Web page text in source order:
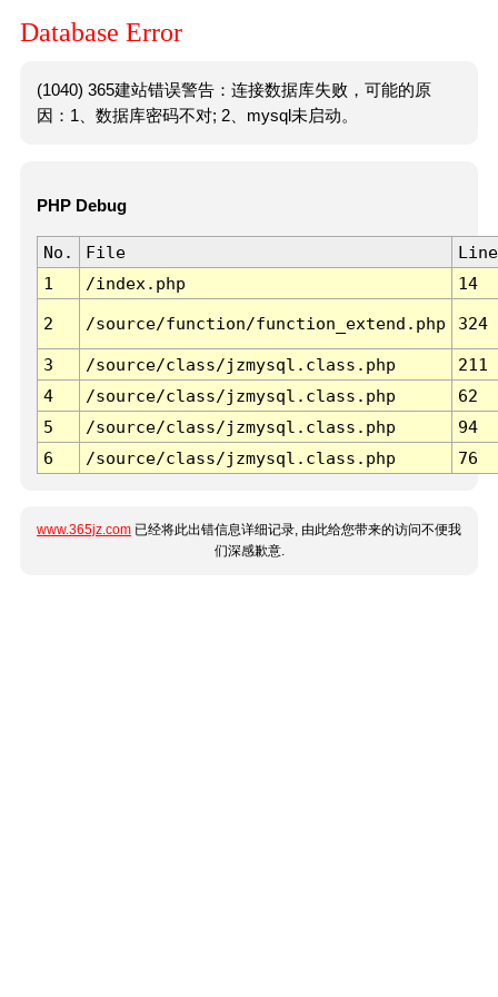
Database Error
(1040) 365建站错误警告：连接数据库失败，可能的原
因：1、数据库密码不对; 2、mysql未启动。
PHP Debug
No. File
Line
1
/index.php 14
2 /source/function/function_extend.php 324
3 /source/class/jzmysql.class.php
211
4
/source/class/jzmysql.class.php
62
5
/source/class/jzmysql.class.php
94
6
/source/class/jzmysql.class.php 76
www.365jz.com 已经将此出错信息详细记录, 由此给您带来的访问不便我
们深感歉意.